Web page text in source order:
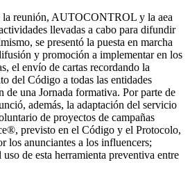
la reunión, AUTOCONTROL y la aea
llevadas a cabo para difundir
se presentó la puesta en marcha
y promoción a implementar en los
el envío de cartas recordando la
del Código a todas las entidades
de una Jornada formativa. Por parte de
además, la adaptación del servicio
de proyectos de campañas
previsto en el Código y el Protocolo,
los anunciantes a los influencers;
de esta herramienta preventiva entre